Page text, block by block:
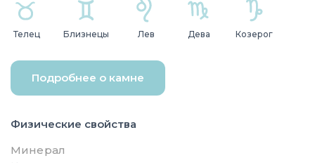
Телец Близнецы Лев Дева Козерог
Подробнее о камне
Физические свойства
Минерал